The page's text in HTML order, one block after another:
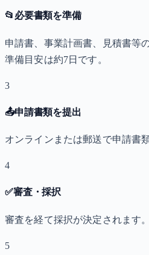
📂 必要書類を準備
申請書、事業計画書、見積書等
準備目安は約7日です。
3
📤申請書類を提出
オンラインまたは郵送で申請書
4
✅審査・採択
審査を経て採択が決定されます
5